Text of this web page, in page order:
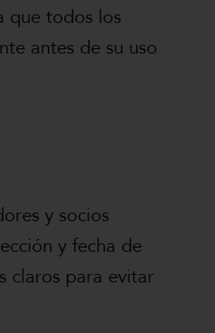
que todos los
antes de su uso
y socios
y fecha de
claros para evitar